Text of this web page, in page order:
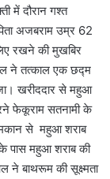
में दौरान गश्त
अजबराम उम्र 62
रखने की मुखबिर
ने तत्काल एक छद्म
खरीददार से महुआ
फेकूराम सतनामी के
मकान से महुआ शराब
पास महुआ शराब की
ने बाथरूम की सूक्ष्मता